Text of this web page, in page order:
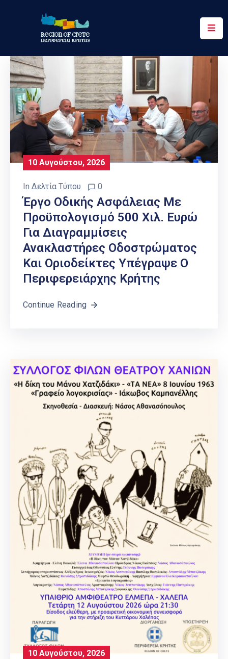
Περιφέρεια
Ενημέρωση
Έργα
&
Δράσεις
Ψηφιακές
Υπηρεσίες
Επικοινωνία
10 Αυγούστου, 2026
In Δελτία Τύπου 0
Έργο Οδικής Ασφάλειας Με
Προϋπολογισμό 500 Χιλ. Ευρώ
Για Διαγραμμίσεις
Ανακλαστήρες Οδοστρώματος
Και Οριοδείκτες Υπέγραψε Ο
Περιφερειάρχης Κρήτης
Continue Reading
10 Αυγούστου, 2026